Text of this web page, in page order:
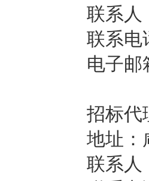
联系人
联系电
电子邮
招标代
地址：
联系人